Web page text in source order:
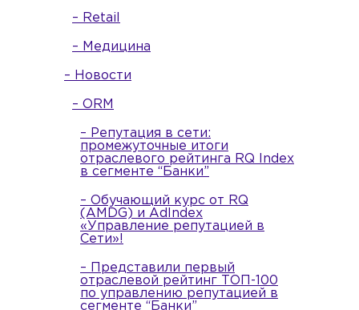
– Retail
– Медицина
– Новости
– ORM
– Репутация в сети:
промежуточные итоги
отраслевого рейтинга RQ Index
в сегменте “Банки”
– Обучающий курс от RQ
(AMDG) и AdIndex
«Управление репутацией в
Сети»!
– Представили первый
отраслевой рейтинг ТОП-100
по управлению репутацией в
сегменте “Банки”